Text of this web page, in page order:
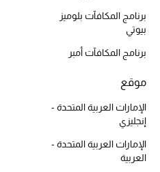
مستحضرات الاستحمام والعناية بالجسم
العناية بالشعر
الصحة والعافية
هدايا
مجموعة الجمال
برنامج المكافآت بلوميز
بيوتي
برنامج المكافآت أمبر
موقع
الإمارات العربية المتحدة -
إنجليزي
الإمارات العربية المتحدة -
العربية